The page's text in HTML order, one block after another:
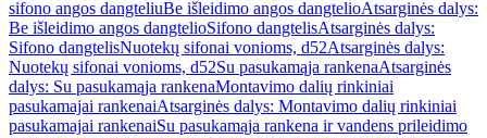
sifono angos dangteliuBe išleidimo angos dangtelioAtsarginės dalys:
Be išleidimo angos dangtelioSifono dangtelisAtsarginės dalys:
Sifono dangtelisNuotekų sifonai vonioms, d52Atsarginės dalys:
Nuotekų sifonai vonioms, d52Su pasukamąja rankenaAtsarginės
dalys: Su pasukamąja rankenaMontavimo dalių rinkiniai
pasukamajai rankenaiAtsarginės dalys: Montavimo dalių rinkiniai
pasukamajai rankenaiSu pasukamąja rankena ir vandens prileidimo